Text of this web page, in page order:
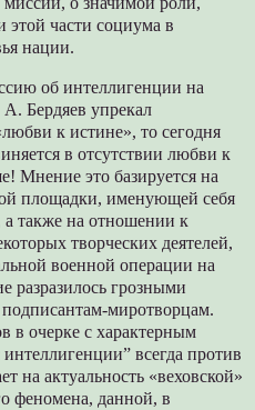
этой части социума в
нации.
об интеллигенции на
Бердяев упрекал
к истине», то сегодня
в отсутствии любви к
Мнение это базируется на
площадки, именующей себя
а также на отношении к
творческих деятелей,
военной операции на
разразилось грозными
миротворцам.
в очерке с характерным
всегда против
на актуальность «веховской»
феномена, данной, в